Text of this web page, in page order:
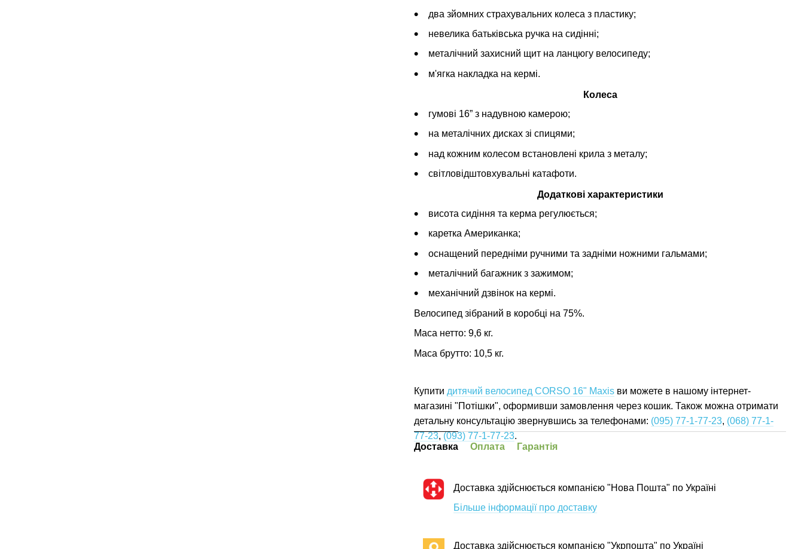
два зйомних страхувальних колеса з пластику;
невелика батьківська ручка на сидінні;
металічний захисний щит на ланцюгу велосипеду;
м'ягка накладка на кермі.
Колеса
гумові 16” з надувною камерою;
на металічних дисках зі спицями;
над кожним колесом встановлені крила з металу;
світловідштовхувальні катафоти.
Додаткові характеристики
висота сидіння та керма регулюється;
каретка Американка;
оснащений передніми ручними та задніми ножними гальмами;
металічний багажник з зажимом;
механічний дзвінок на кермі.
Велосипед зібраний в коробці на 75%.
Маса нетто: 9,6 кг.
Маса брутто: 10,5 кг.
Купити дитячий велосипед CORSO 16" Maxis ви можете в нашому інтернет-
магазині "Потішки", оформивши замовлення через кошик. Також можна отримати
детальну консультацію звернувшись за телефонами: (095) 77-1-77-23, (068) 77-1-
77-23, (093) 77-1-77-23.
Доставка
Оплата Гарантія
Доставка здійснюється компанією "Нова Пошта" по Україні
Більше інформації про доставку
Доставка здійснюється компанією "Укрпошта" по Україні